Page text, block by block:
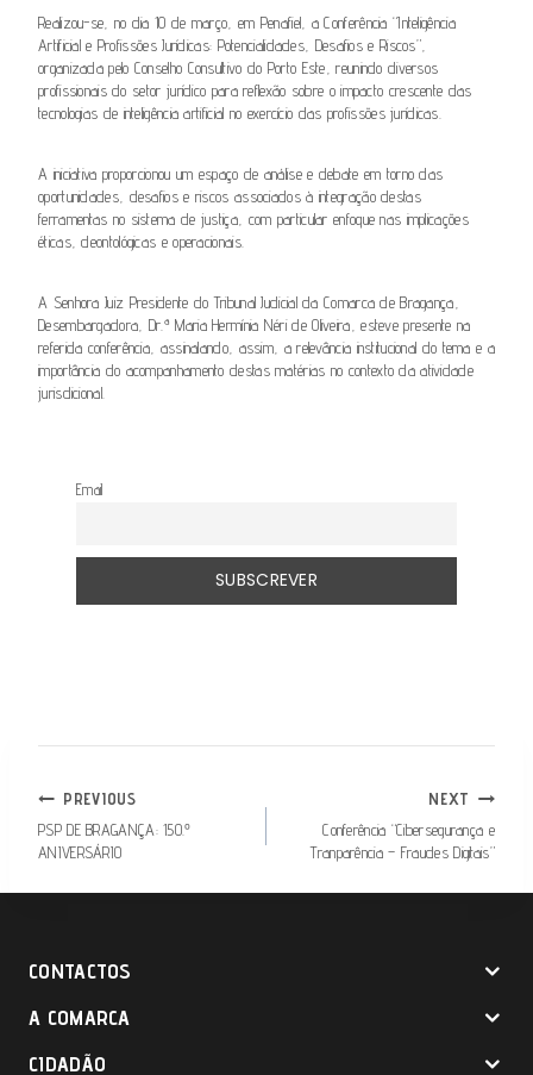
Realizou-se, no dia 10 de março, em Penafiel, a Conferência “Inteligência
Artificial e Profissões Jurídicas: Potencialidades, Desafios e Riscos”,
organizada pelo Conselho Consultivo do Porto Este, reunindo diversos
profissionais do setor jurídico para reflexão sobre o impacto crescente das
tecnologias de inteligência artificial no exercício das profissões jurídicas.
A iniciativa proporcionou um espaço de análise e debate em torno das
oportunidades, desafios e riscos associados à integração destas
ferramentas no sistema de justiça, com particular enfoque nas implicações
éticas, deontológicas e operacionais.
A Senhora Juiz Presidente do Tribunal Judicial da Comarca de Bragança,
Desembargadora, Dr.ª Maria Hermínia Néri de Oliveira, esteve presente na
referida conferência, assinalando, assim, a relevância institucional do tema e a
importância do acompanhamento destas matérias no contexto da atividade
jurisdicional.
Email
NAVEGAÇÃO
DE
ARTIGOS
PREVIOUS
PSP DE BRAGANÇA: 150.º
ANIVERSÁRIO
NEXT
Conferência “Cibersegurança e
Tranparência – Fraudes Digitais”
CONTACTOS
A COMARCA
CIDADÃO